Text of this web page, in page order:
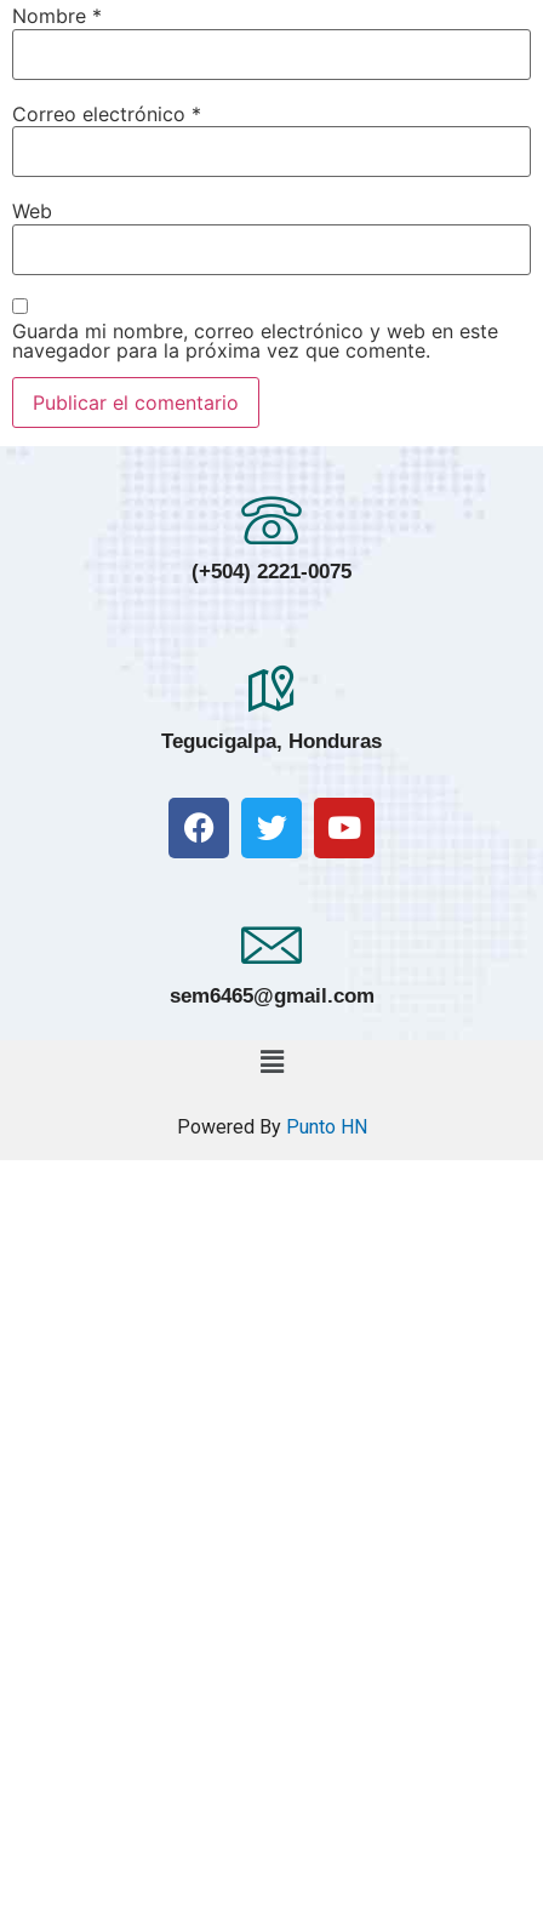
Nombre *
Correo electrónico *
Web
Guarda mi nombre, correo electrónico y web en este
navegador para la próxima vez que comente.
(+504) 2221-0075
Tegucigalpa, Honduras
sem6465@gmail.com
Powered By Punto HN